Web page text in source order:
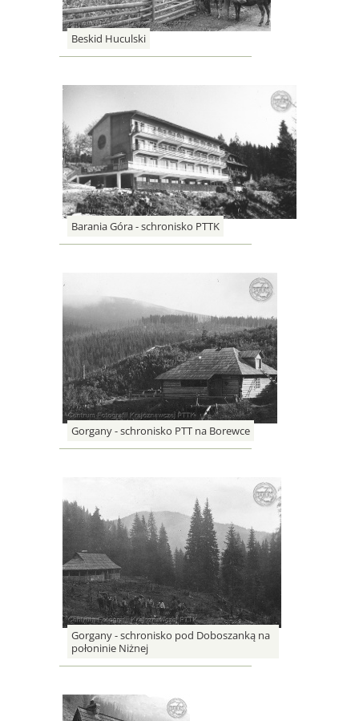
Beskid Huculski
Barania Góra - schronisko PTTK
Gorgany - schronisko PTT na Borewce
Gorgany - schronisko pod Doboszanką na
połoninie Niżnej